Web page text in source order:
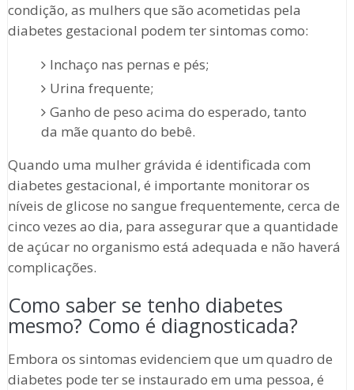
condição, as mulhers que são acometidas pela
diabetes gestacional podem ter sintomas como:
Inchaço nas pernas e pés;
Urina frequente;
Ganho de peso acima do esperado, tanto
da mãe quanto do bebê.
Quando uma mulher grávida é identificada com
diabetes gestacional, é importante monitorar os
níveis de glicose no sangue frequentemente, cerca de
cinco vezes ao dia, para assegurar que a quantidade
de açúcar no organismo está adequada e não haverá
complicações.
Como saber se tenho diabetes
mesmo? Como é diagnosticada?
Embora os sintomas evidenciem que um quadro de
diabetes pode ter se instaurado em uma pessoa, é